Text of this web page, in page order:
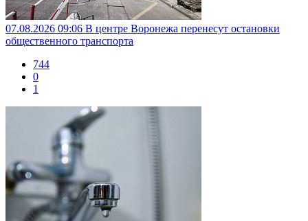
07.08.2026 09:06 В центре Воронежа перенесут остановки
общественного транспорта
744
0
1